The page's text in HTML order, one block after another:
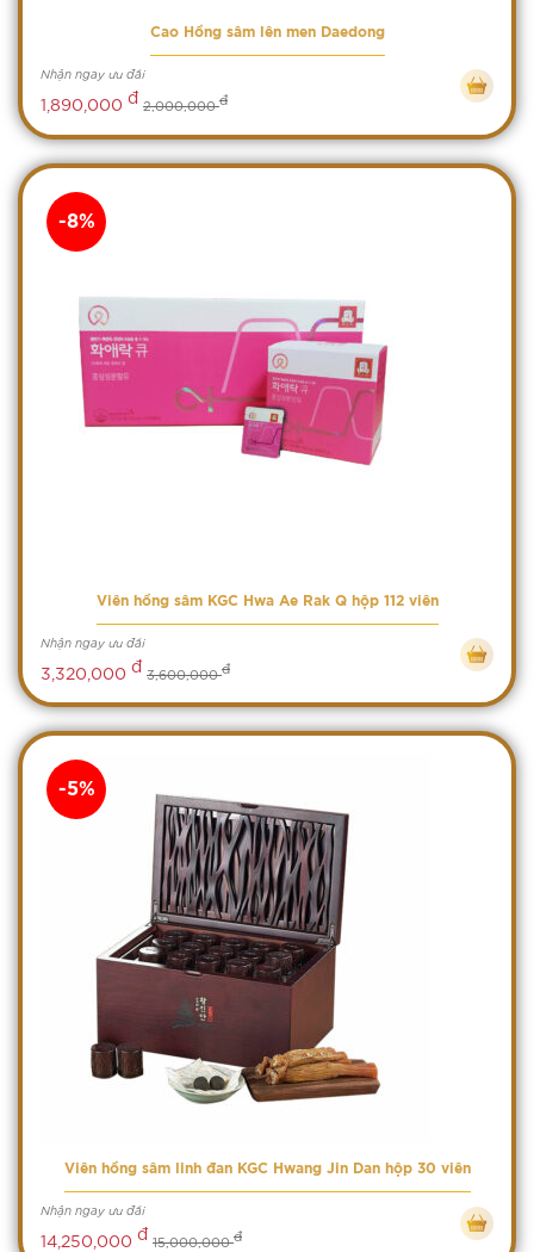
Cao Hồng sâm lên men Daedong
Nhận ngay ưu đãi
1,890,000 đ 2,000,000đ
Viên hồng sâm KGC Hwa Ae Rak Q hộp 112 viên
Nhận ngay ưu đãi
3,320,000 đ 3,600,000đ
-8%
Viên hồng sâm linh đan KGC Hwang Jin Dan hộp 30 viên
Nhận ngay ưu đãi
14,250,000 đ 15,000,000đ
-5%